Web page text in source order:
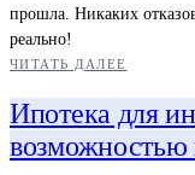
прошла. Никаких
реально!
ЧИТАТЬ ДАЛЕЕ
Ипотека для
возможностью